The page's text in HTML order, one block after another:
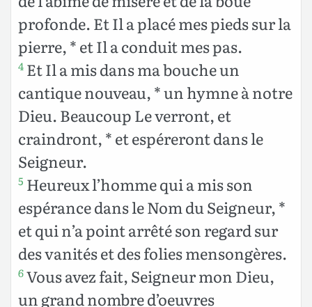
profonde. Et Il a placé mes pieds sur la
pierre, * et Il a conduit mes pas.
4 Et Il a mis dans ma bouche un
cantique nouveau, * un hymne à notre
Dieu. Beaucoup Le verront, et
craindront, * et espéreront dans le
Seigneur.
5 Heureux l’homme qui a mis son
espérance dans le Nom du Seigneur, *
et qui n’a point arrêté son regard sur
des vanités et des folies mensongères.
6Vous avez fait, Seigneur mon Dieu,
un grand nombre d’oeuvres